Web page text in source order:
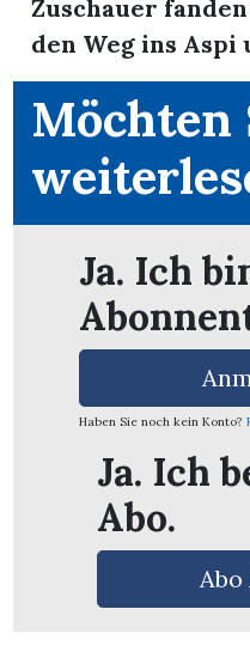
Zuschauer
den Weg ins Aspi
Möchten
Ja. Ich
Haben Sie noch kein Konto?
Ja. Ich
Abo.
Abo